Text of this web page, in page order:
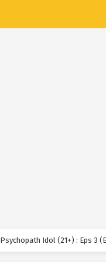
Psychopath Idol (21+) : Eps 3